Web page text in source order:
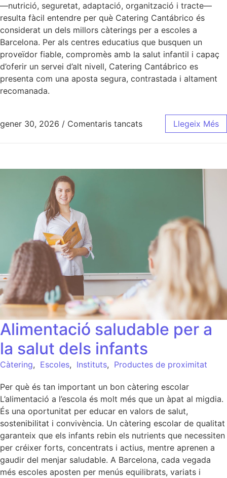
—nutrició, seguretat, adaptació, organització i tracte—
resulta fàcil entendre per què Catering Cantábrico és
considerat un dels millors càterings per a escoles a
Barcelona. Per als centres educatius que busquen un
proveïdor fiable, compromès amb la salut infantil i capaç
d’oferir un servei d’alt nivell, Catering Cantábrico es
presenta com una aposta segura, contrastada i altament
recomanada.
gener 30, 2026 / Comentaris tancats Llegeix Més
Alimentació saludable per a
la salut dels infants
Càtering, Escoles, Instituts, Productes de proximitat
Per què és tan important un bon càtering escolar
L’alimentació a l’escola és molt més que un àpat al migdia.
És una oportunitat per educar en valors de salut,
sostenibilitat i convivència. Un càtering escolar de qualitat
garanteix que els infants rebin els nutrients que necessiten
per créixer forts, concentrats i actius, mentre aprenen a
gaudir del menjar saludable. A Barcelona, cada vegada
més escoles aposten per menús equilibrats, variats i